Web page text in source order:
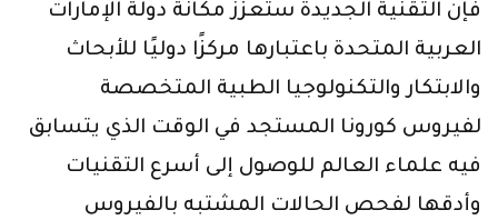
فإن التقنية الجديدة ستعزز مكانة دولة الإمارات
العربية المتحدة باعتبارها مركزًا دوليًا للأبحاث
والابتكار والتكنولوجيا الطبية المتخصصة
لفيروس كورونا المستجد في الوقت الذي يتسابق
فيه علماء العالم للوصول إلى أسرع التقنيات
وأدقها لفحص الحالات المشتبه بالفيروس